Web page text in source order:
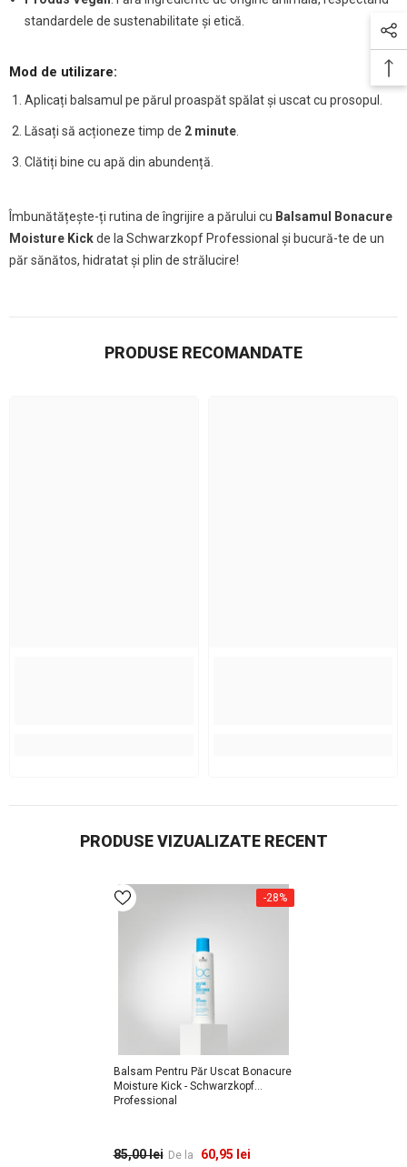
standardele de sustenabilitate și etică.
Mod de utilizare:
Aplicați balsamul pe părul proaspăt spălat și uscat cu prosopul.
Lăsați să acționeze timp de 2 minute.
Clătiți bine cu apă din abundență.
Îmbunătățește-ți rutina de îngrijire a părului cu Balsamul Bonacure
Moisture Kickde la Schwarzkopf Professional și bucură-te de un
păr sănătos, hidratat și plin de strălucire!
PRODUSE RECOMANDATE
PRODUSE VIZUALIZATE RECENT
-28%
Balsam Pentru Păr Uscat Bonacure
Moisture Kick - Schwarzkopf
Professional
85,00 lei De la 60,95 lei